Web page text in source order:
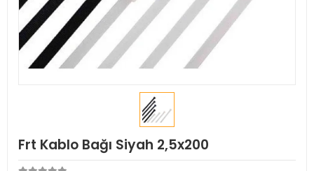
Frt Kablo Bağı Siyah 2,5x200